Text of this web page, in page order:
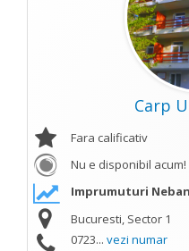
Carp
Fara calificativ
Nu e disponibil acum!
Imprumuturi
Bucuresti, Sector 1
0723... vezi numar